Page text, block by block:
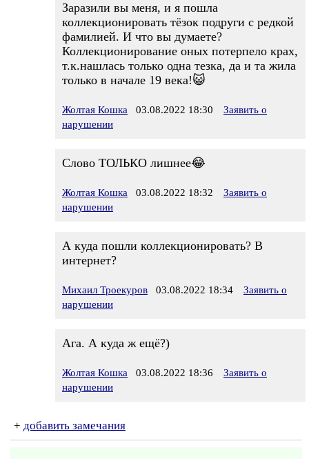
Заразили вы меня, и я пошла
коллекционировать тёзок подруги с редкой
фамилией. И что вы думаете?
Коллекционирование оных потерпело крах,
т.к.нашлась только одна тезка, да и та жила
только в начале 19 века!😺
Жолтая Кошка 03.08.2022 18:30
Заявить о
нарушении
Слово ТОЛЬКО лишнее😂
Жолтая Кошка 03.08.2022 18:32
Заявить о
нарушении
А куда пошли коллекционировать? В
интернет?
Михаил Троекуров 03.08.2022 18:34
Заявить о
нарушении
Ага. А куда ж ещё?)
Жолтая Кошка 03.08.2022 18:36
Заявить о
нарушении
+ добавить замечания